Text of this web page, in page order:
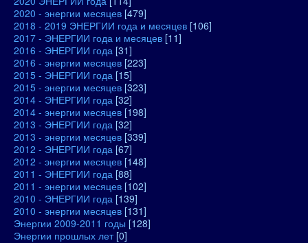
2020 - энергии месяцев [479]
2018 - 2019 ЭНЕРГИИ года и месяцев [106]
2017 - ЭНЕРГИИ года и месяцев [11]
2016 - ЭНЕРГИИ года [31]
2016 - энергии месяцев [223]
2015 - ЭНЕРГИИ года [15]
2015 - энергии месяцев [323]
2014 - ЭНЕРГИИ года [32]
2014 - энергии месяцев [198]
2013 - ЭНЕРГИИ года [32]
2013 - энергии месяцев [339]
2012 - ЭНЕРГИИ года [67]
2012 - энергии месяцев [148]
2011 - ЭНЕРГИИ года [88]
2011 - энергии месяцев [102]
2010 - ЭНЕРГИИ года [139]
2010 - энергии месяцев [131]
Энергии 2009-2011 годы [128]
Энергии прошлых лет [0]